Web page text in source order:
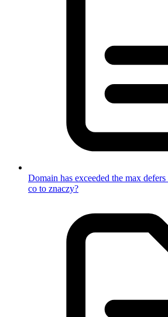
Domain has exceeded the max
co to znaczy?